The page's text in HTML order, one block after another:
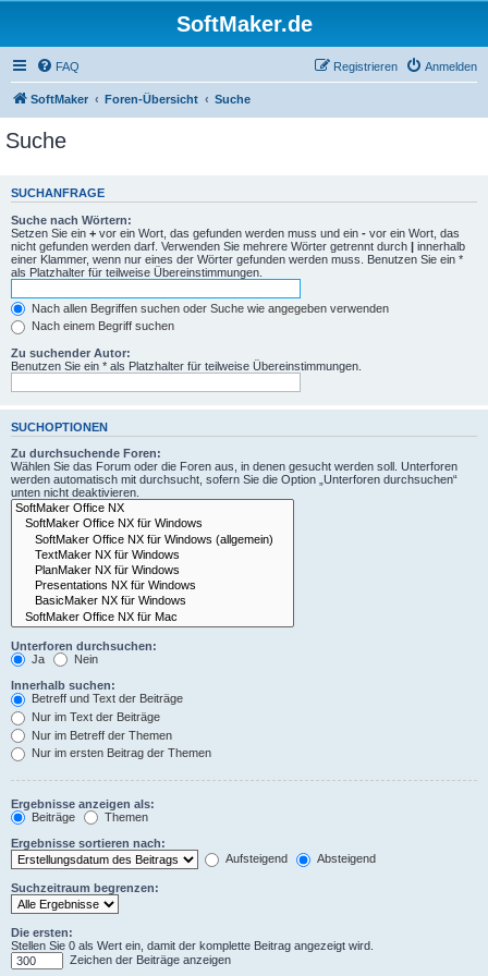
SoftMaker.de
FAQ Anmelden
Registrieren
SoftMaker Foren-Übersicht Suche
Suche
SUCHANFRAGE
Suche nach Wörtern:
Setzen Sie ein + vor ein Wort, das gefunden werden muss und ein - vor ein Wort, das
nicht gefunden werden darf. Verwenden Sie mehrere Wörter getrennt durch | innerhalb
einer Klammer, wenn nur eines der Wörter gefunden werden muss. Benutzen Sie ein *
als Platzhalter für teilweise Übereinstimmungen.
Nach allen Begriffen suchen oder Suche wie angegeben verwenden
Nach einem Begriff suchen
Zu suchender Autor:
Benutzen Sie ein * als Platzhalter für teilweise Übereinstimmungen.
SUCHOPTIONEN
Zu durchsuchende Foren:
Wählen Sie das Forum oder die Foren aus, in denen gesucht werden soll. Unterforen
werden automatisch mit durchsucht, sofern Sie die Option „Unterforen durchsuchen“
unten nicht deaktivieren.
Unterforen durchsuchen:
Ja
Nein
Innerhalb suchen:
Betreff und Text der Beiträge
Nur im Text der Beiträge
Nur im Betreff der Themen
Nur im ersten Beitrag der Themen
Ergebnisse anzeigen als:
Beiträge
Themen
Ergebnisse sortieren nach:
Aufsteigend
Absteigend
Suchzeitraum begrenzen:
Die ersten:
Stellen Sie 0 als Wert ein, damit der komplette Beitrag angezeigt wird.
Zeichen der Beiträge anzeigen